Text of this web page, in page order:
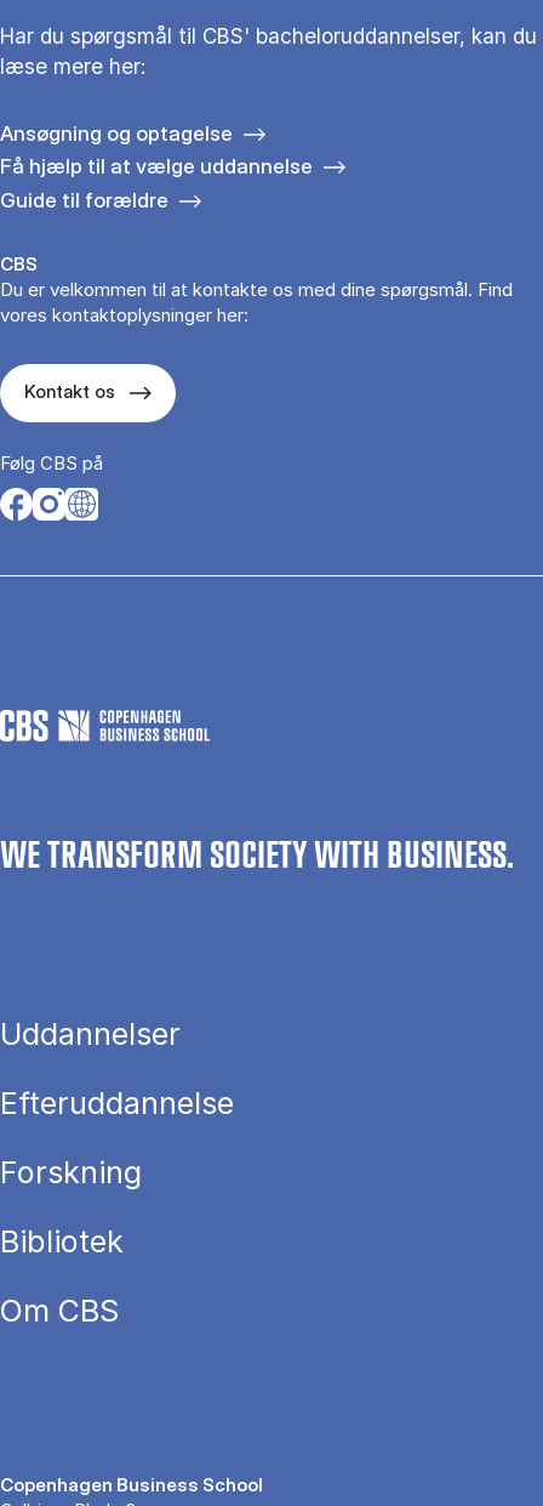
Har du spørgsmål til CBS' bacheloruddannelser, kan du
læse mere her:
Ansøgning og optagelse
Få hjælp til at vælge uddannelse
Guide til forældre
CBS
Du er velkommen til at kontakte os med dine spørgsmål. Find
vores kontaktoplysninger her:
Kontakt os
Følg CBS på
Opens in a new tab
Opens in a new tab
Opens in a new tab
WE TRANSFORM SOCIETY WITH BUSINESS.
Uddannelser
Efteruddannelse
Forskning
Bibliotek
Om CBS
Copenhagen Business School